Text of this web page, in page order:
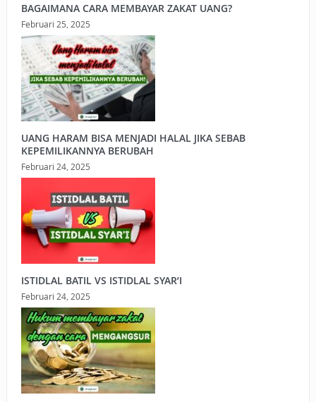
BAGAIMANA CARA MEMBAYAR ZAKAT UANG?
Februari 25, 2025
UANG HARAM BISA MENJADI HALAL JIKA SEBAB
KEPEMILIKANNYA BERUBAH
Februari 24, 2025
ISTIDLAL BATIL VS ISTIDLAL SYAR’I
Februari 24, 2025